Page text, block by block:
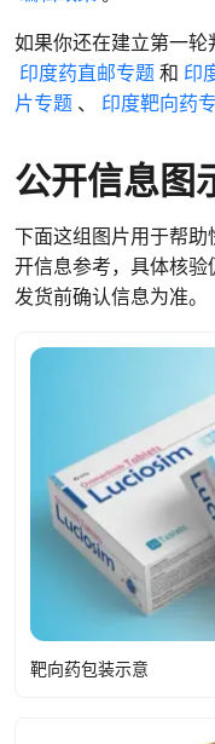
如果你还在建立第一
印度药直邮专题 和 印
片专题 、 印度靶向药
公开信息图
下面这组图片用于帮
开信息参考，具体核
发货前确认信息为准。
靶向药包装示意